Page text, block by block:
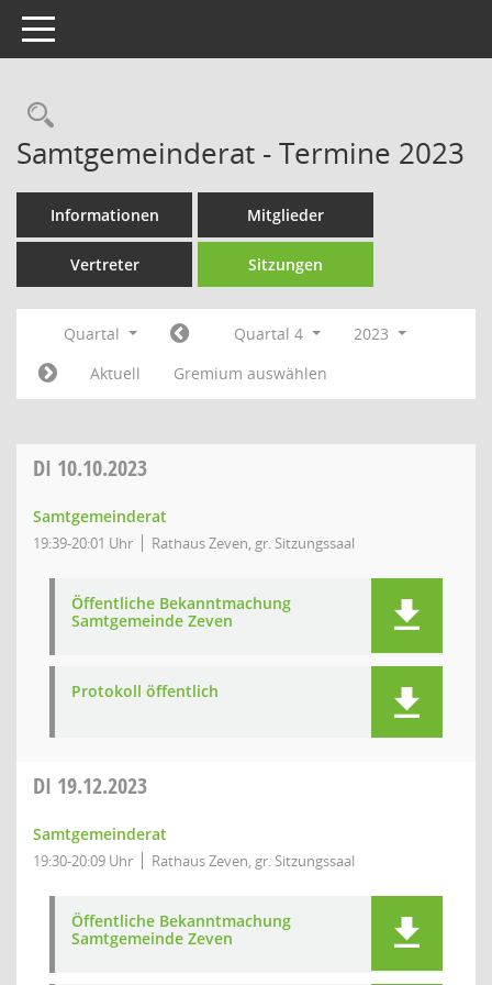
Toggle navigation
Rechercheauswahl
Samtgemeinderat - Termine 2023
Informationen Mitglieder
Vertreter Sitzungen
Quartal Quartal 4
2023
Aktuell
Gremium auswählen
DI 10.10.2023
Samtgemeinderat
19:39-20:01 Uhr Rathaus Zeven, gr. Sitzungssaal
Öffentliche Bekanntmachung
Samtgemeinde Zeven
Protokoll öffentlich
DI 19.12.2023
Samtgemeinderat
19:30-20:09 Uhr Rathaus Zeven, gr. Sitzungssaal
Öffentliche Bekanntmachung
Samtgemeinde Zeven